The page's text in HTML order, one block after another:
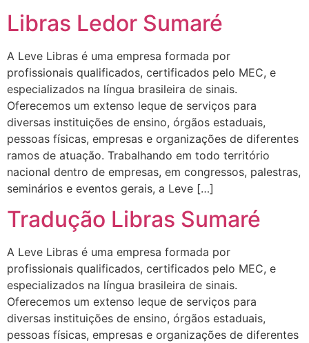
Libras Ledor Sumaré
A Leve Libras é uma empresa formada por
profissionais qualificados, certificados pelo MEC, e
especializados na língua brasileira de sinais.
Oferecemos um extenso leque de serviços para
diversas instituições de ensino, órgãos estaduais,
pessoas físicas, empresas e organizações de diferentes
ramos de atuação. Trabalhando em todo território
nacional dentro de empresas, em congressos, palestras,
seminários e eventos gerais, a Leve […]
Tradução Libras Sumaré
A Leve Libras é uma empresa formada por
profissionais qualificados, certificados pelo MEC, e
especializados na língua brasileira de sinais.
Oferecemos um extenso leque de serviços para
diversas instituições de ensino, órgãos estaduais,
pessoas físicas, empresas e organizações de diferentes